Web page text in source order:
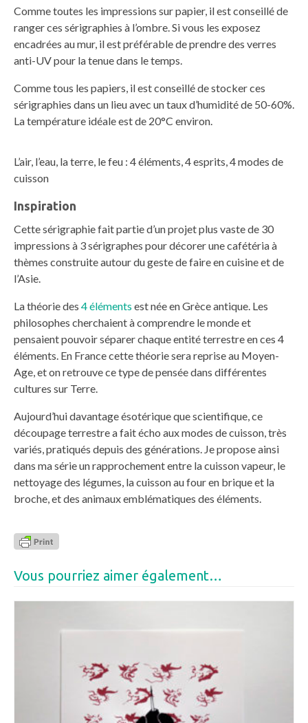
Comme toutes les impressions sur papier, il est conseillé de
ranger ces sérigraphies à l’ombre. Si vous les exposez
encadrées au mur, il est préférable de prendre des verres
anti-UV pour la tenue dans le temps.
Comme tous les papiers, il est conseillé de stocker ces
sérigraphies dans un lieu avec un taux d’humidité de 50-60%.
La température idéale est de 20°C environ.
L’air, l’eau, la terre, le feu : 4 éléments, 4 esprits, 4 modes de
cuisson
Inspiration
Cette sérigraphie fait partie d’un projet plus vaste de 30
impressions à 3 sérigraphes pour décorer une cafétéria à
thèmes construite autour du geste de faire en cuisine et de
l’Asie.
La théorie des 4 éléments est née en Grèce antique. Les
philosophes cherchaient à comprendre le monde et
pensaient pouvoir séparer chaque entité terrestre en ces 4
éléments. En France cette théorie sera reprise au Moyen-
Age, et on retrouve ce type de pensée dans différentes
cultures sur Terre.
Aujourd’hui davantage ésotérique que scientifique, ce
découpage terrestre a fait écho aux modes de cuisson, très
variés, pratiqués depuis des générations. Je propose ainsi
dans ma série un rapprochement entre la cuisson vapeur, le
nettoyage des légumes, la cuisson au four en brique et la
broche, et des animaux emblématiques des éléments.
Vous pourriez aimer également…